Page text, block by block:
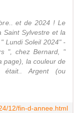
et de 2024 ! Le
Sylvestre et la
Lundi Soleil 2024" -
", chez Bernard, "
page), la couleur de
était.. Argent (ou
12/fin-d-annee.html